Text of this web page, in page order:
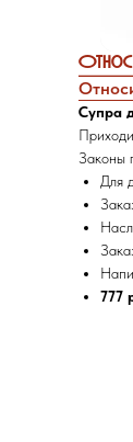
Супра
Законы
Для
777